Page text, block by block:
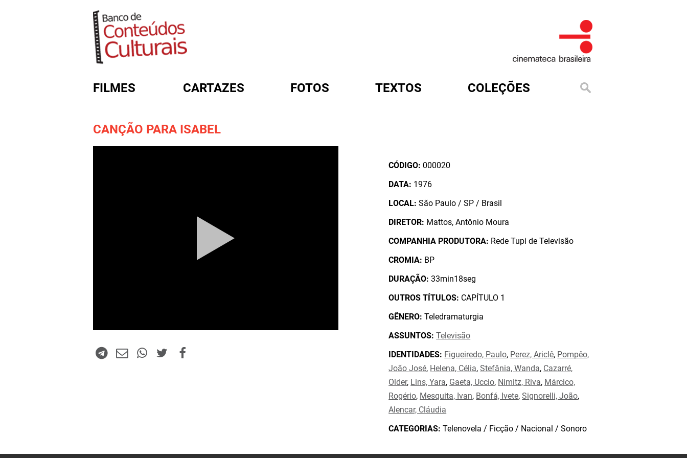
FILMES CARTAZES FOTOS TEXTOS COLEÇÕES
CANÇÃO PARA ISABEL
CÓDIGO: 000020
DATA: 1976
LOCAL: São Paulo / SP / Brasil
DIRETOR: Mattos, Antônio Moura
COMPANHIA PRODUTORA: Rede Tupi de Televisão
CROMIA: BP
DURAÇÃO: 33min18seg
OUTROS TÍTULOS: CAPÍTULO 1
GÊNERO: Teledramaturgia
ASSUNTOS: Televisão
IDENTIDADES: Figueiredo, Paulo, Perez, Ariclê, Pompêo,
João José, Helena, Célia,Stefânia, Wanda, Cazarré,
Older, Lins, Yara, Gaeta, Uccio, Nimitz, Riva, Márcico,
Rogério, Mesquita, Ivan, Bonfá, Ivete,Signorelli, João,
Alencar, Cláudia
CATEGORIAS: Telenovela / Ficção / Nacional / Sonoro
FORMULÁRIO DE BUSCA